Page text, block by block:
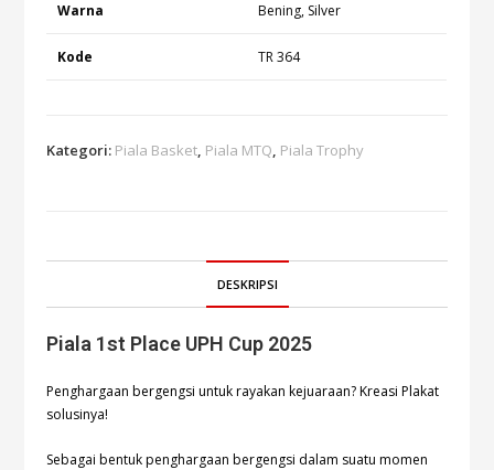
Warna Bening, Silver
Kode TR 364
Kategori: Piala Basket, Piala MTQ, Piala Trophy
DESKRIPSI
Piala 1st Place UPH Cup 2025
Penghargaan bergengsi untuk rayakan kejuaraan? Kreasi Plakat
solusinya!
Sebagai bentuk penghargaan bergengsi dalam suatu momen